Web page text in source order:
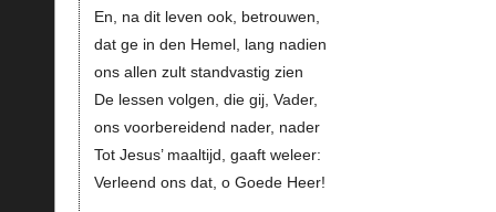
En, na dit leven ook, betrouwen,
dat ge in den Hemel, lang nadien
ons allen zult standvastig zien
De lessen volgen, die gij, Vader,
ons voorbereidend nader, nader
Tot Jesus’ maaltijd, gaaft weleer:
Verleend ons dat, o Goede Heer!